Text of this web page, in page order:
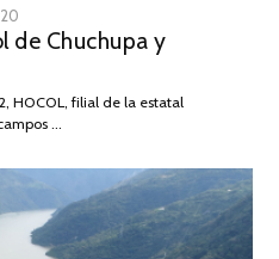
DE
2026
de Chuchupa y
HOCOL, filial de la estatal
…